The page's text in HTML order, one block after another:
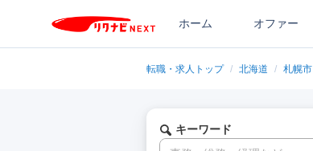
ホーム オファー
転職・求人トップ / 北海道 / 札幌市
キーワード